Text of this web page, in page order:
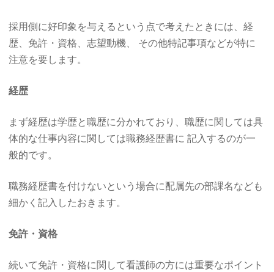
採用側に好印象を与えるという点で考えたときには、経
歴、免許・資格、志望動機、 その他特記事項などが特に
注意を要します。
経歴
まず経歴は学歴と職歴に分かれており、職歴に関しては具
体的な仕事内容に関しては職務経歴書に 記入するのが一
般的です。
職務経歴書を付けないという場合に配属先の部課名なども
細かく記入したおきます。
免許・資格
続いて免許・資格に関して看護師の方には重要なポイント